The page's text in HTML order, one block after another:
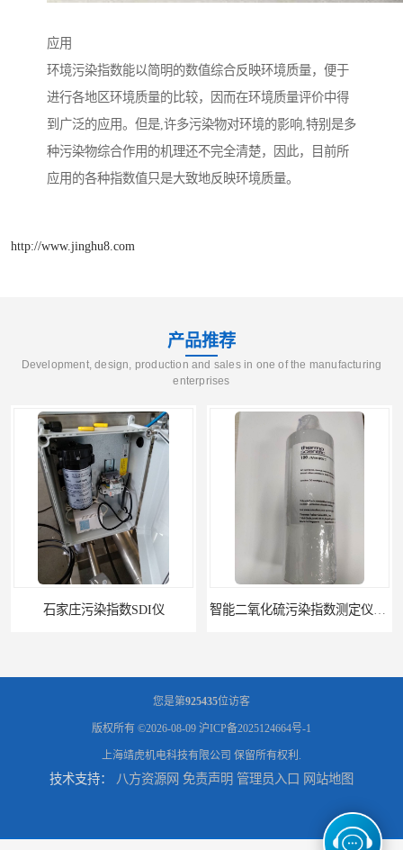
应用
环境污染指数能以简明的数值综合反映环境质量，便于
进行各地区环境质量的比较，因而在环境质量评价中得
到广泛的应用。但是,许多污染物对环境的影响,特别是多
种污染物综合作用的机理还不完全清楚，因此，目前所
应用的各种指数值只是大致地反映环境质量。
http://www.jinghu8.com
产品推荐
Development, design, production and sales in one of the manufacturing
enterprises
美国罗迪SDI- 4-A自动SDI仪在线分析仪污染指数仪
EZ SDI-C-A在线美国进口罗迪自动SDI仪污染指数测定仪 苏州PH电导测试仪 PH电导测试仪
您是第925435位访客
版权所有 ©2026-08-09 沪ICP备2025124664号-1
上海靖虎机电科技有限公司 保留所有权利.
技术支持： 八方资源网 免责声明 管理员入口 网站地图